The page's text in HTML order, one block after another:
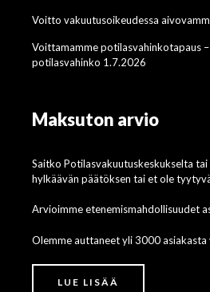
Voitto vakuutusoikeudessa
Voittamamme potilasvahinkotapaus
potilasvahinko 1.7.2026
Maksuton arvio
Saitko Potilasvakuutuskeskukselta
hylkäävän päätöksen tai et ole
Arvioimme etenemismahdollisuudet
Olemme auttaneet yli 3000 asiakasta
LUE LISÄÄ